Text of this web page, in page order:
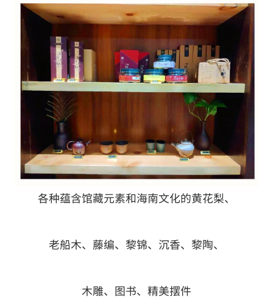
各种蕴含馆藏元素和海南文化的黄花梨、
老船木、藤编、黎锦、沉香、黎陶、
木雕、图书、精美摆件